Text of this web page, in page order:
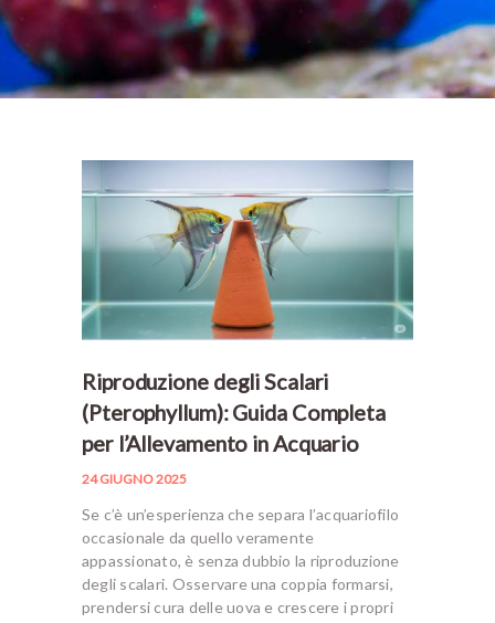
Riproduzione degli Scalari
(Pterophyllum): Guida Completa
per l’Allevamento in Acquario
24 GIUGNO 2025
Se c’è un’esperienza che separa l’acquariofilo
occasionale da quello veramente
appassionato, è senza dubbio la riproduzione
degli scalari. Osservare una coppia formarsi,
prendersi cura delle uova e crescere i propri